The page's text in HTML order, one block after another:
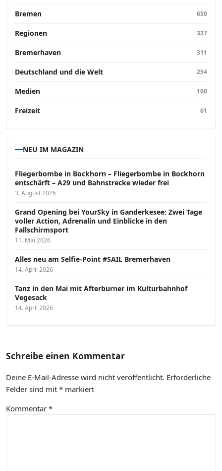
Bremen 650
Regionen 327
Bremerhaven 311
Deutschland und die Welt 254
Medien 100
Freizeit 61
NEU IM MAGAZIN
Fliegerbombe in Bockhorn – Fliegerbombe in Bockhorn
entschärft – A29 und Bahnstrecke wieder frei
3. August 2026
Grand Opening bei YourSky in Ganderkesee: Zwei Tage
voller Action, Adrenalin und Einblicke in den
Fallschirmsport
11. Mai 2026
Alles neu am Selfie-Point #SAIL Bremerhaven
14. April 2026
Tanz in den Mai mit Afterburner im Kulturbahnhof
Vegesack
14. April 2026
Schreibe einen Kommentar
Deine E-Mail-Adresse wird nicht veröffentlicht. Erforderliche
Felder sind mit * markiert
Kommentar *